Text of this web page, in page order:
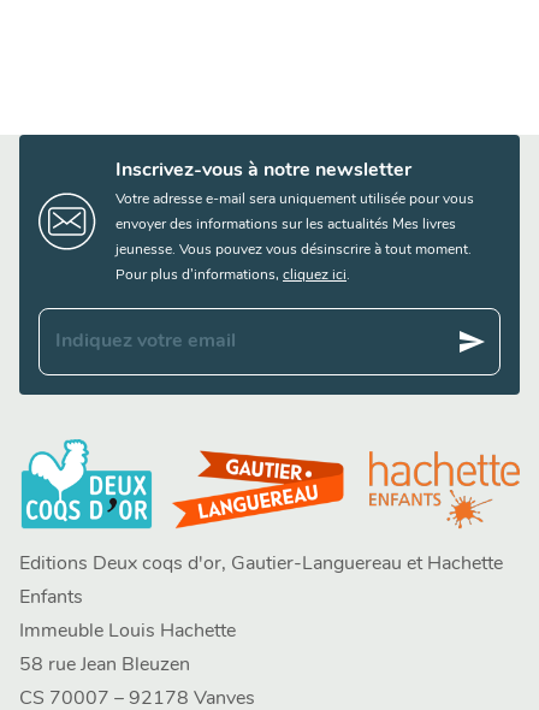
Inscrivez-vous à notre newsletter
Votre adresse e-mail sera uniquement utilisée pour vous
envoyer des informations sur les actualités Mes livres
jeunesse. Vous pouvez vous désinscrire à tout moment.
Pour plus d’informations, cliquez ici.
Indiquez votre email send
Editions Deux coqs d'or, Gautier-Languereau et Hachette
Enfants
Immeuble Louis Hachette
58 rue Jean Bleuzen
CS 70007 – 92178 Vanves